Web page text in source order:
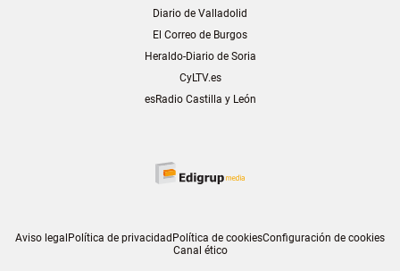
Diario de Valladolid
El Correo de Burgos
Heraldo-Diario de Soria
CyLTV.es
esRadio Castilla y León
Aviso legal Política de privacidad Política de cookiesConfiguración de cookies
Canal ético